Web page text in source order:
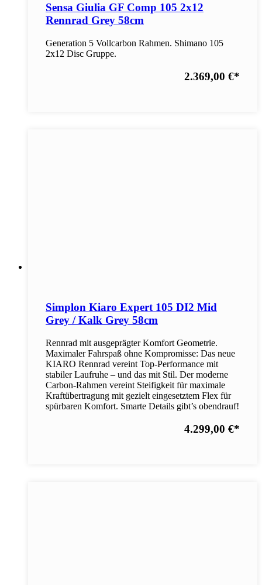
Sensa Giulia GF Comp 105 2x12
Rennrad Grey 58cm
Generation 5 Vollcarbon Rahmen. Shimano 105
2x12 Disc Gruppe.
2.369,00 €*
Simplon Kiaro Expert 105 DI2 Mid
Grey / Kalk Grey 58cm
Rennrad mit ausgeprägter Komfort Geometrie.
Maximaler Fahrspaß ohne Kompromisse: Das neue
KIARO Rennrad vereint Top-Performance mit
stabiler Laufruhe – und das mit Stil. Der moderne
Carbon-Rahmen vereint Steifigkeit für maximale
Kraftübertragung mit gezielt eingesetztem Flex für
spürbaren Komfort. Smarte Details gibt’s obendrauf!
4.299,00 €*